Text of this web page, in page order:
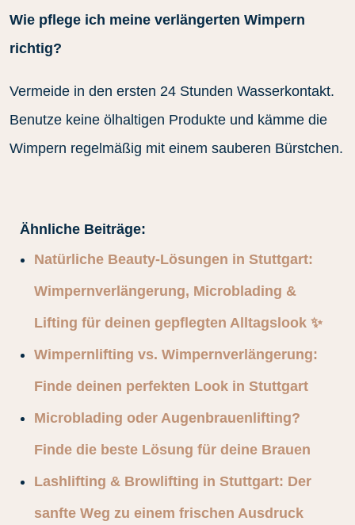
Wie pflege ich meine verlängerten Wimpern
richtig?
Vermeide in den ersten 24 Stunden Wasserkontakt.
Benutze keine ölhaltigen Produkte und kämme die
Wimpern regelmäßig mit einem sauberen Bürstchen.
Ähnliche Beiträge:
Natürliche Beauty‑Lösungen in Stuttgart:
Wimpernverlängerung, Microblading &
Lifting für deinen gepflegten Alltagslook ✨
Wimpernlifting vs. Wimpernverlängerung:
Finde deinen perfekten Look in Stuttgart
Microblading oder Augenbrauenlifting?
Finde die beste Lösung für deine Brauen
Lashlifting & Browlifting in Stuttgart: Der
sanfte Weg zu einem frischen Ausdruck